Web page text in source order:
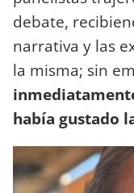
debate,
narrativa y las
la misma; sin
había gustado